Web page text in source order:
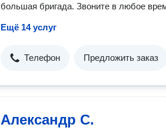
большая бригада. Звоните в любое
Ещё 14 услуг
Телефон Предложить заказ
Александр С.